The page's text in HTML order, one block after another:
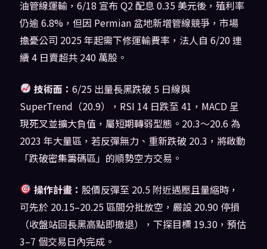
油管線運輸，6/18 宣布 Q2 配息 0.35 美元後，殖利率
仍逾 6.8%，但因 Permian 盆地新增管線競爭，市場
擔憂公司 2025 年起需下修運輸費率，法人自 6/20 連
續 4 日賣超共 240 萬股。
技術面： 6/25 出量長黑跌破 5 日線與
SuperTrend（20.9），RSI 14 日跌至 41，MACD 呈
現死叉並擴大負值，屬短期轉弱型態。20.3〜20.6 為
2023 年大量區，若反彈無力、重新跌破 20.3，將啟動
「跌破密集籌碼區」的順勢空方交易。
操作計畫： 股價反彈至 20.5 附近遇壓且量縮時，
可先於 20.15–20.25 區間分批放空，嚴設 20.90 停損
（收盤站回長黑高點即撤退），下探目標 19.30，預估
3–7 個交易日內完成。